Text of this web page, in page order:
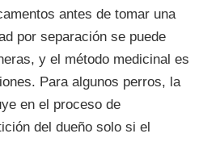
antes de tomar una
por separación se puede
y el método medicinal es
Para algunos perros, la
en el proceso de
del dueño solo si el